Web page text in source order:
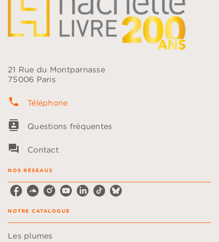
21 Rue du Montparnasse
75006 Paris
phone Téléphone
contacts Questions fréquentes
question_answer Contact
NOS RÉSEAUX
NOTRE CATALOGUE
Les plumes